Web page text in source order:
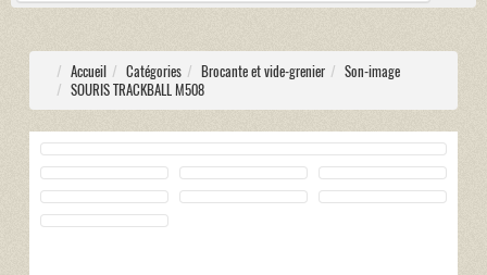
Accueil Catégories Brocante et vide-grenier
Son-image
SOURIS TRACKBALL M508